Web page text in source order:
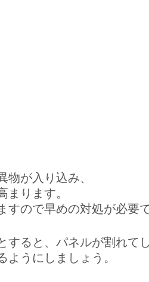
が入り込み、
まります。
ので早めの対処が必要で
ると、パネルが割れて
ようにしましょう。